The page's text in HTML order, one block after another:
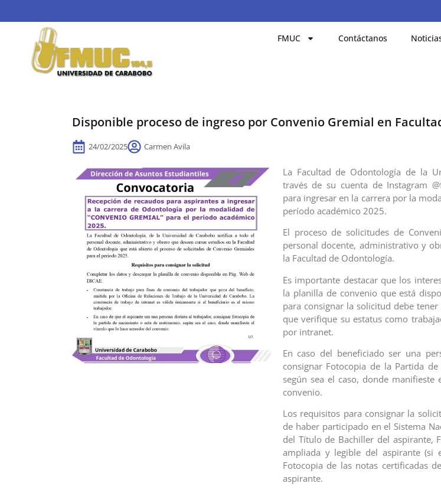
FMUC Contáctanos
Disponible proceso de ingreso por Convenio Gremial en
24/02/2025 Carmen Avila
La Facultad de Odontología de la
través de su cuenta de Instagram
para ingresar en la carrera por la
período académico 2025.
El proceso de solicitudes de
personal docente, administrativo y
la Facultad de Odontología.
Es importante destacar que los
la planilla de convenio que está
para consignar la solicitud debe
que verifique su estatus como
por intranet.
En caso del beneficiado ser una
consignar Fotocopia de la Partida
según sea el caso, donde
convenio.
Los requisitos para consignar la
de haber participado en el Sistema
del Título de Bachiller del aspirante,
ampliada y legible del aspirante
Fotocopia de las notas certificadas
aspirante.